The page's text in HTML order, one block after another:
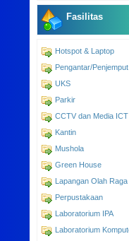
Fasilitas
Hotspot & Laptop
Pengantar/
UKS
Parkir
CCTV dan Media ICT
Kantin
Mushola
Green House
Lapangan Olah Raga
Perpustakaan
Laboratorium IPA
Laboratorium